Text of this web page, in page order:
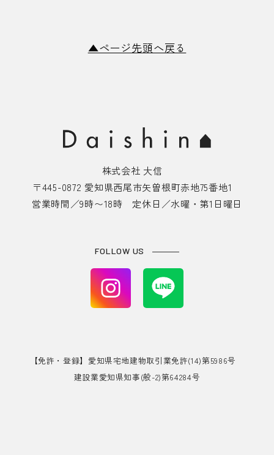
▲ページ先頭へ戻る
株式会社 大信
〒445-0872 愛知県西尾市矢曽根町赤地75番地1
営業時間／9時〜18時 定休日／水曜・第1日曜日
FOLLOW US
【免許・登録】愛知県宅地建物取引業免許(14)第5986号
建設業愛知県知事(般-2)第64284号